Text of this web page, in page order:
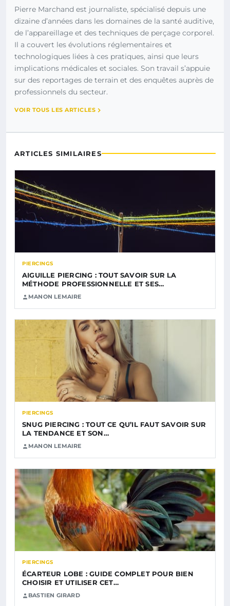
Pierre Marchand est journaliste, spécialisé depuis une
dizaine d’années dans les domaines de la santé auditive,
de l’appareillage et des techniques de perçage corporel.
Il a couvert les évolutions réglementaires et
technologiques liées à ces pratiques, ainsi que leurs
implications médicales et sociales. Son travail s’appuie
sur des reportages de terrain et des enquêtes auprès de
professionnels du secteur.
VOIR TOUS LES ARTICLES
ARTICLES SIMILAIRES
PIERCINGS
AIGUILLE PIERCING : TOUT SAVOIR SUR LA
MÉTHODE PROFESSIONNELLE ET SES…
MANON LEMAIRE
PIERCINGS
SNUG PIERCING : TOUT CE QU’IL FAUT SAVOIR SUR
LA TENDANCE ET SON…
MANON LEMAIRE
PIERCINGS
ÉCARTEUR LOBE : GUIDE COMPLET POUR BIEN
CHOISIR ET UTILISER CET…
BASTIEN GIRARD